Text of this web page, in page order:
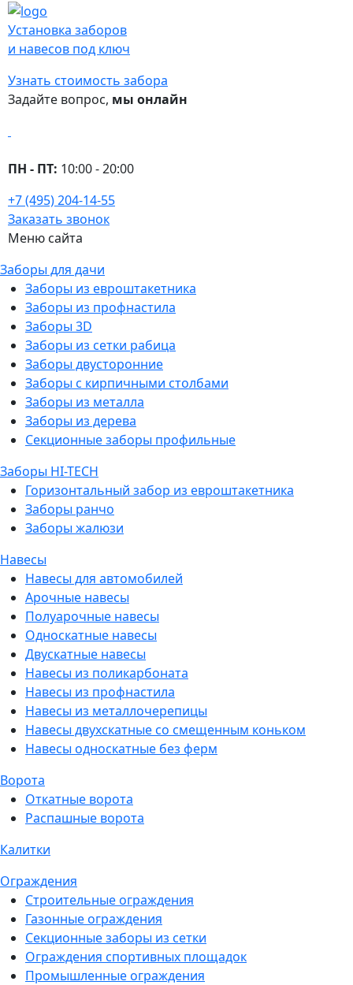
Установка заборов
и навесов под ключ
Узнать стоимость забора
Задайте вопрос, мы онлайн
ПН - ПТ: 10:00 - 20:00
+7 (495) 204-14-55
Заказать звонок
Меню сайта
Заборы для дачи
Заборы из евроштакетника
Заборы из профнастила
Заборы 3D
Заборы из сетки рабица
Заборы двусторонние
Заборы с кирпичными столбами
Заборы из металла
Заборы из дерева
Секционные заборы профильные
Заборы HI-TECH
Горизонтальный забор из евроштакетника
Заборы ранчо
Заборы жалюзи
Навесы
Навесы для автомобилей
Арочные навесы
Полуарочные навесы
Односкатные навесы
Двускатные навесы
Навесы из поликарбоната
Навесы из профнастила
Навесы из металлочерепицы
Навесы двухскатные со смещенным коньком
Навесы односкатные без ферм
Ворота
Откатные ворота
Распашные ворота
Калитки
Ограждения
Строительные ограждения
Газонные ограждения
Секционные заборы из сетки
Ограждения спортивных площадок
Промышленные ограждения